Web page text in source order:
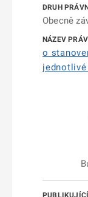
Obecně
o